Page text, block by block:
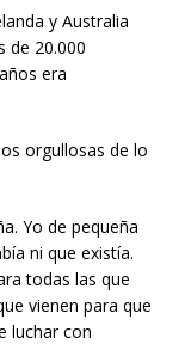
y Australia
de 20.000
era
orgullosas de lo
Yo de pequeña
ni que existía.
todas las que
vienen para que
luchar con